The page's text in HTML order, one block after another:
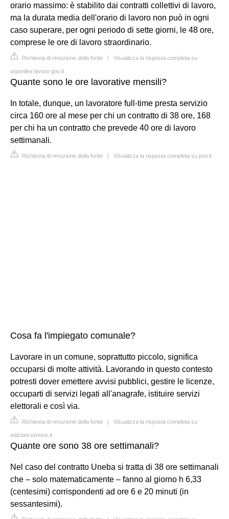
orario massimo: è stabilito dai contratti collettivi di lavoro,
ma la durata media dell'orario di lavoro non può in ogni
caso superare, per ogni periodo di sette giorni, le 48 ore,
comprese le ore di lavoro straordinario.
Richiesta di rimozione della fonte | Visualizza la risposta completa su
urponline.lavoro.gov.it
Quante sono le ore lavorative mensili?
In totale, dunque, un lavoratore full-time presta servizio
circa 160 ore al mese per chi un contratto di 38 ore, 168
per chi ha un contratto che prevede 40 ore di lavoro
settimanali.
Richiesta di rimozione della fonte | Visualizza la risposta completa su pmi.it
Cosa fa l'impiegato comunale?
Lavorare in un comune, soprattutto piccolo, significa
occuparsi di molte attività. Lavorando in questo contesto
potresti dover emettere avvisi pubblici, gestire le licenze,
occuparti di servizi legati all'anagrafe, istituire servizi
elettorali e così via.
Richiesta di rimozione della fonte | Visualizza la risposta completa su
edizioni.simone.it
Quante ore sono 38 ore settimanali?
Nel caso del contratto Uneba si tratta di 38 ore settimanali
che – solo matematicamente – fanno al giorno h 6,33
(centesimi) corrispondenti ad ore 6 e 20 minuti (in
sessantesimi).